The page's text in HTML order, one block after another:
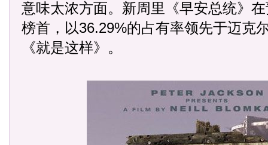
意味太浓方面。新周里《早安总统》
榜首，以36.29%的占有率领先于迈克
《就是这样》。